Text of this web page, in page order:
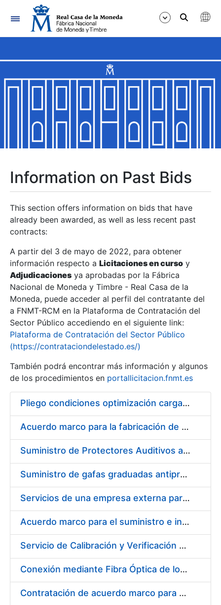
Navigation
Show/Hide
Show/Hide
Show/Hide
Show/Hide
Show/Hide
Show/Hide
Information on Past Bids
This section offers information on bids that have
already been awarded, as well as less recent past
contracts:
A partir del 3 de mayo de 2022, para obtener
información respecto a Licitaciones en curso y
Adjudicaciones ya aprobadas por la Fábrica
Nacional de Moneda y Timbre - Real Casa de la
Moneda, puede acceder al perfil del contratante del
a FNMT-RCM en la Plataforma de Contratación del
Sector Público accediendo en el siguiente link:
Plataforma de Contratación del Sector Público
(https://contrataciondelestado.es/)
También podrá encontrar más información y algunos
de los procedimientos en portallicitacion.fnmt.es
Pliego condiciones optimización cargas compras firmado
Acuerdo marco para la fabricación de piezas
Suministro de Protectores Auditivos a medida para las personas trabajadoras de los Centros de Trabajo de Madrid y Burgos
Suministro de gafas graduadas antiproyecciones para los trabajadores de la FNMT-RCM en los centros de trabajo de Madrid y Burgos
Servicios de una empresa externa para el asesoramiento y resolución de los recursos de alzada que se presentan relacionados con procesos de selección para la FNMT-RCM
Acuerdo marco para el suministro e instalación de persianas, estores y otros complementos
Servicio de Calibración y Verificación Externa de los Equipos de Medición del Servicio de Prevención de la FNMT-RCM
Conexión mediante Fibra Óptica de los Centros de Proceso de Datos (CPDs) de las sedes de la FNMT-RCM de Burgos y Madrid
Contratación de acuerdo marco para el Suministro de Material de Electricidad para la Fábrica Nacional de Moneda y Timbre-Real Casa de la Moneda en su centro de trabajo de Burgos